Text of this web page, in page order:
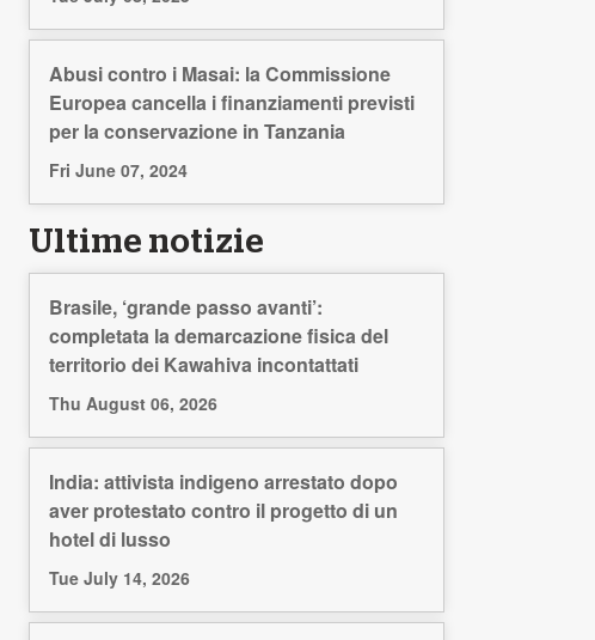
Abusi contro i Masai: la Commissione
Europea cancella i finanziamenti previsti
per la conservazione in Tanzania
Fri June 07, 2024
Ultime notizie
Brasile, ‘grande passo avanti’:
completata la demarcazione fisica del
territorio dei Kawahiva incontattati
Thu August 06, 2026
India: attivista indigeno arrestato dopo
aver protestato contro il progetto di un
hotel di lusso
Tue July 14, 2026